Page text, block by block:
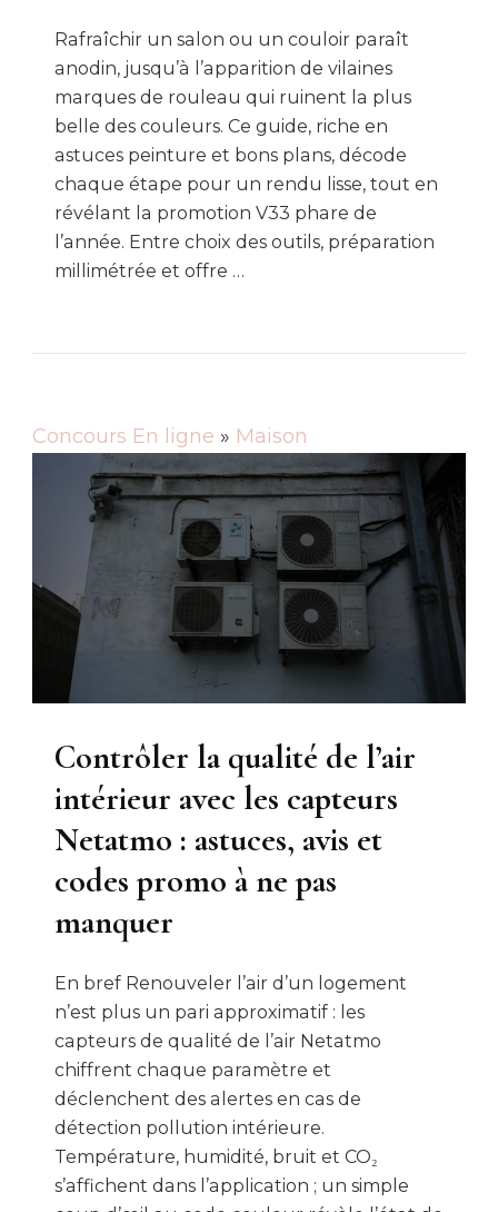
Rafraîchir un salon ou un couloir paraît
anodin, jusqu’à l’apparition de vilaines
marques de rouleau qui ruinent la plus
belle des couleurs. Ce guide, riche en
astuces peinture et bons plans, décode
chaque étape pour un rendu lisse, tout en
révélant la promotion V33 phare de
l’année. Entre choix des outils, préparation
millimétrée et offre …
Concours En ligne » Maison
Contrôler la qualité de l’air
intérieur avec les capteurs
Netatmo : astuces, avis et
codes promo à ne pas
manquer
En bref Renouveler l’air d’un logement
n’est plus un pari approximatif : les
capteurs de qualité de l’air Netatmo
chiffrent chaque paramètre et
déclenchent des alertes en cas de
détection pollution intérieure.
Température, humidité, bruit et CO₂
s’affichent dans l’application ; un simple